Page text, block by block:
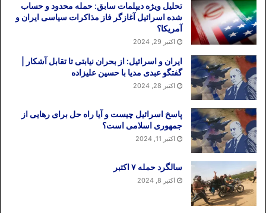
تحلیل ویژه دیپلمات سابق: حمله محدود و حساب
شده اسرائیل آغازگر فاز مذاکرات سیاسی ایران و
آمریکا؟
اکتبر 29, 2024
ایران و اسرائیل: از بحران نیابتی تا تقابل آشکار |
گفتگو عبدی مدیا با حسین علیزاده
اکتبر 28, 2024
پاسخ اسرائیل چیست و آیا راه حل برای رهایی از
جمهوری اسلامی است؟
اکتبر 11, 2024
سالگرد حمله ۷ اکتبر
اکتبر 8, 2024